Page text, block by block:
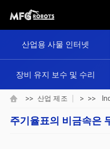
산업용 사물 인터넷
장비 유지 보수 및 수리
>> 산업 제조 > >>
주기율표의 비금속은